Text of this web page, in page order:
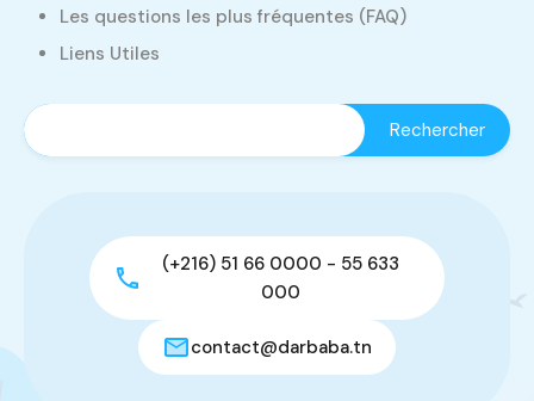
Les questions les plus fréquentes (FAQ)
Liens Utiles
(+216) 51 66 0000 - 55 633
000
contact@darbaba.tn